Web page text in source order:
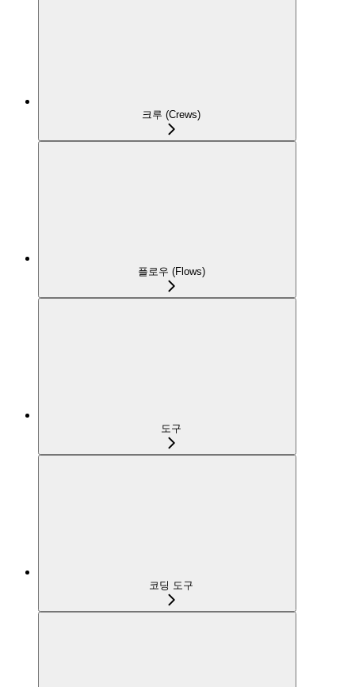
크루 (Crews)
플로우 (Flows)
도구
코딩 도구